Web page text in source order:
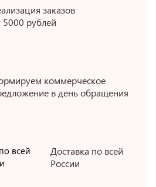
заказов
5000 рублей
коммерческое
в день обращения
Доставка по всей
России